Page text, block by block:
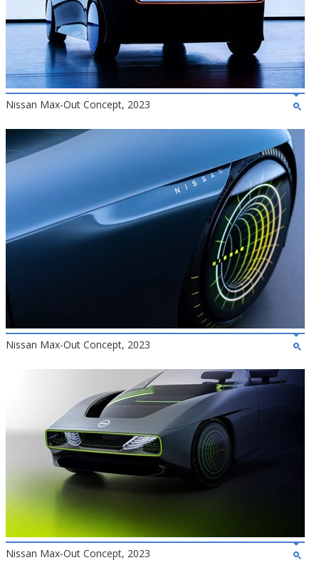
Nissan Max-Out Concept, 2023
Nissan Max-Out Concept, 2023
Nissan Max-Out Concept, 2023